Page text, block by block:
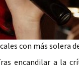
con más solera
encandilar a la